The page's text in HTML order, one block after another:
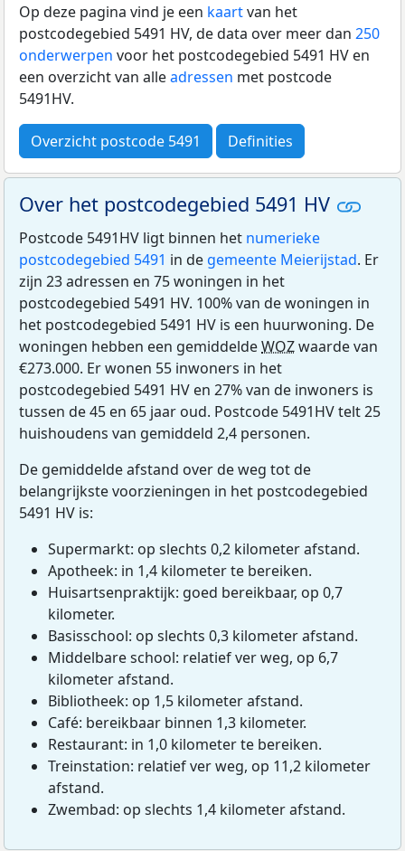
Op deze pagina vind je een kaartvan het
postcodegebied 5491 HV, de data over meer dan 250
onderwerpen voor het postcodegebied 5491 HV en
een overzicht van alleadressen met postcode
5491HV.
Overzicht postcode 5491 Definities
Over het postcodegebied 5491 HV
Postcode 5491HV ligt binnen het numerieke
postcodegebied 5491 in de gemeente Meierijstad. Er
zijn 23 adressen en 75 woningen in het
postcodegebied 5491 HV. 100% van de woningen in
het postcodegebied 5491 HV is een huurwoning. De
woningen hebben een gemiddeldeWOZwaarde van
€273.000. Er wonen 55 inwoners in het
postcodegebied 5491 HV en 27% van de inwoners is
tussen de 45 en 65 jaar oud. Postcode 5491HV telt 25
huishoudens van gemiddeld 2,4 personen.
De gemiddelde afstand over de weg tot de
belangrijkste voorzieningen in het postcodegebied
5491 HV is:
Supermarkt: op slechts 0,2 kilometer afstand.
Apotheek: in 1,4 kilometer te bereiken.
Huisartsenpraktijk: goed bereikbaar, op 0,7
kilometer.
Basisschool: op slechts 0,3 kilometer afstand.
Middelbare school: relatief ver weg, op 6,7
kilometer afstand.
Bibliotheek: op 1,5 kilometer afstand.
Café: bereikbaar binnen 1,3 kilometer.
Restaurant: in 1,0 kilometer te bereiken.
Treinstation: relatief ver weg, op 11,2 kilometer
afstand.
Zwembad: op slechts 1,4 kilometer afstand.